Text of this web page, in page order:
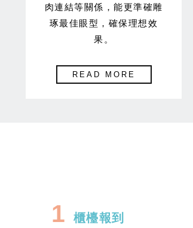
肉連結等關係，能更準確雕
琢最佳眼型，確保理想效
果。
READ MORE
1 櫃檯報到